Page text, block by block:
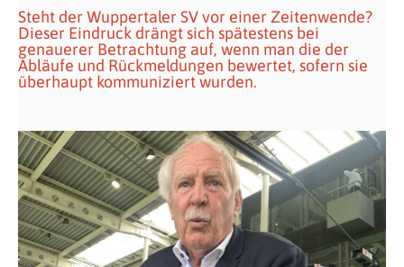
Steht der Wuppertaler SV vor einer Zeitenwende?
Dieser Eindruck drängt sich spätestens bei
genauerer Betrachtung auf, wenn man die der
Abläufe und Rückmeldungen bewertet, sofern sie
überhaupt kommuniziert wurden.